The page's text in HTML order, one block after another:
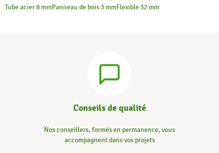
Tube acier 8 mmPanneau de bois 3 mmFlexible 32 mm
Conseils de qualité
Nos conseillers, formés en permanence, vous
accompagnent dans vos projets